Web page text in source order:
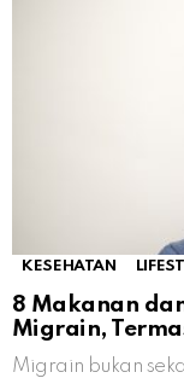
KESEHATAN
8 Makanan
Migrain,
Migrain bukan